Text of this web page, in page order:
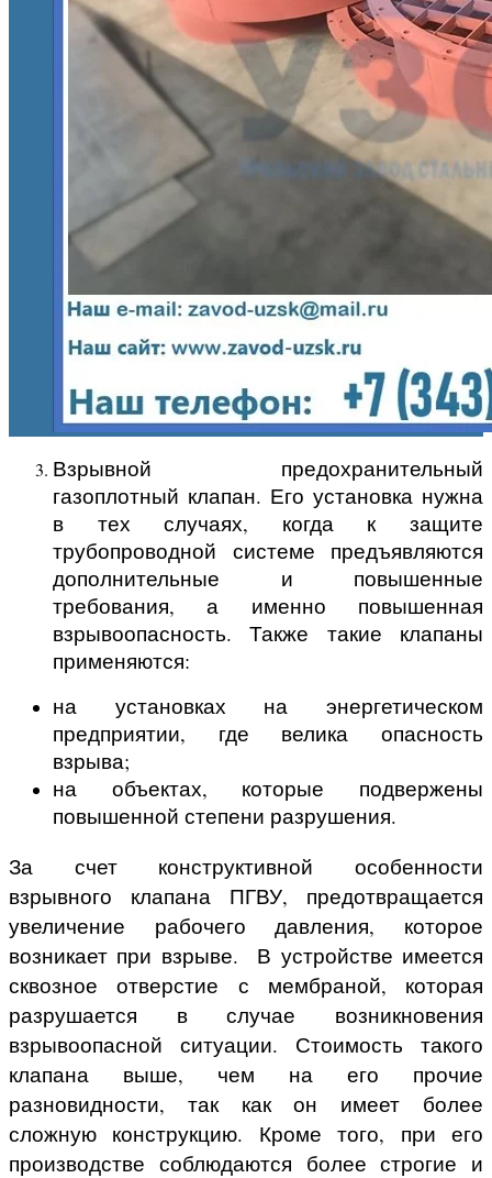
Взрывной предохранительный
газоплотный клапан. Его установка нужна
в тех случаях, когда к защите
трубопроводной системе предъявляются
дополнительные и повышенные
требования, а именно повышенная
взрывоопасность. Также такие клапаны
применяются:
на установках на энергетическом
предприятии, где велика опасность
взрыва;
на объектах, которые подвержены
повышенной степени разрушения.
За счет конструктивной особенности
взрывного клапана ПГВУ, предотвращается
увеличение рабочего давления, которое
возникает при взрыве. В устройстве имеется
сквозное отверстие с мембраной, которая
разрушается в случае возникновения
взрывоопасной ситуации. Стоимость такого
клапана выше, чем на его прочие
разновидности, так как он имеет более
сложную конструкцию. Кроме того, при его
производстве соблюдаются более строгие и